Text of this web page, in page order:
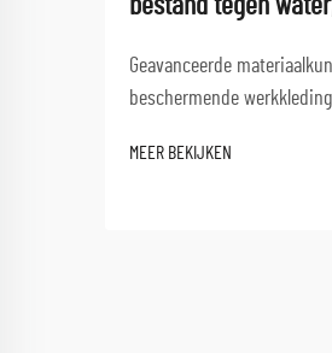
bestand tegen
Geavanceerde
beschermende
teweeggebracht in de
MEER BEKIJKEN